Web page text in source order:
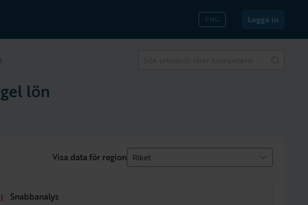
ENG Logga in
lön
Visa data för region Riket
Snabbanalys